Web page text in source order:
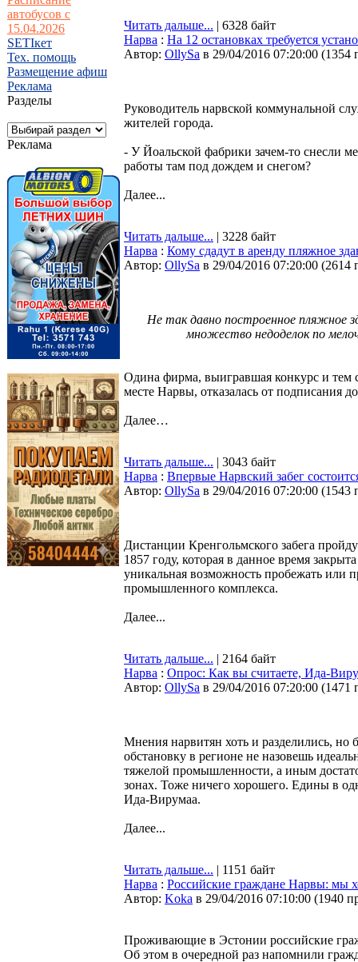
автобусов с
15.04.2026
SETIкет
Тех. помощь
Размещение афиш
Реклама
Разделы
Реклама
Читать дальше... | 6328 байт
Нарва : На 12 остановках требуется
Автор: OllySa в 29/04/2016 07:20:00 (1354
Руководитель нарвской коммунальной
жителей города.
- У Йоальской фабрики зачем-то снесли
работы там под дождем и снегом?
Далее...
Читать дальше... | 3228 байт
Нарва : Кому сдадут в аренду пляжное
Автор: OllySa в 29/04/2016 07:20:00 (2614
Не так давно построенное пляжное
множество недоделок по
Одина фирма, выигравшая конкурс и тем
месте Нарвы, отказалась от подписания
Далее…
Читать дальше... | 3043 байт
Нарва : Впервые Нарвский забег
Автор: OllySa в 29/04/2016 07:20:00 (1543
Дистанции Кренгольмского забега
1857 году, которая в данное время
уникальная возможность пробежать или
промышленного комплекса.
Далее...
Читать дальше... | 2164 байт
Нарва : Опрос: Как вы считаете, Ида-
Автор: OllySa в 29/04/2016 07:20:00 (1471
Мнения нарвитян хоть и разделились,
обстановку в регионе не назовешь
тяжелой промышленности, а иным
зонах. Тоже ничего хорошего. Едины в
Ида-Вирумаа.
Далее...
Читать дальше... | 1151 байт
Нарва : Российские граждане Нарвы: мы
Автор: Koka в 29/04/2016 07:10:00 (1940
Проживающие в Эстонии российские
Об этом в очередной раз напомнили